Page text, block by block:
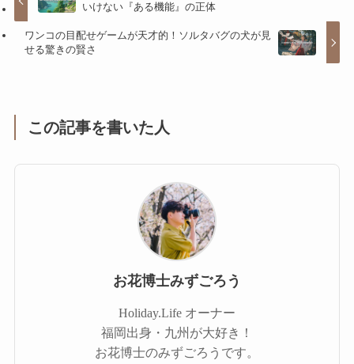
いけない『ある機能』の正体
ワンコの目配せゲームが天才的！ソルタバグの犬が見
せる驚きの賢さ
この記事を書いた人
お花博士みずごろう
Holiday.Life オーナー
福岡出身・九州が大好き！
お花博士のみずごろうです。